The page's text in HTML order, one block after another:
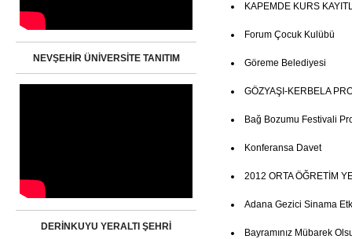
NEVŞEHİR ÜNİVERSİTE TANITIM
DERİNKUYU YERALTI ŞEHRİ
KAPEMDE KURS
Forum Çocuk Kulübü
Göreme Belediyesi
GÖZYAŞI-KERBELA
Bağ Bozumu Festivali
Konferansa Davet
2012 ORTA ÖĞRETİM
Adana Gezici Sinama
Bayramınız Mübarek